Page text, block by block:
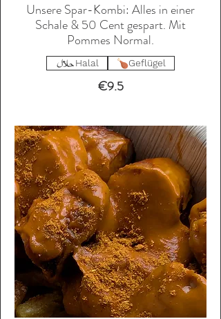
Unsere Spar-Kombi: Alles in einer
Schale & 50 Cent gespart. Mit
Pommes Normal.
€9.5
Halal Geflügel